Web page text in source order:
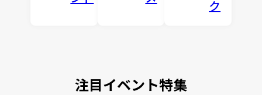
ク
注目イベント特集